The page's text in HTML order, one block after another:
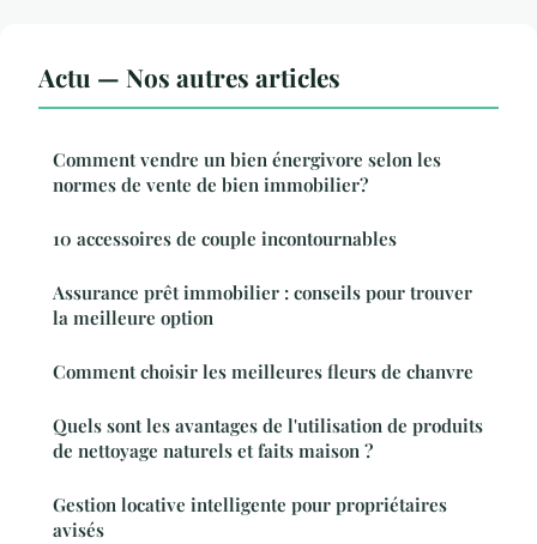
Actu — Nos autres articles
Comment vendre un bien énergivore selon les
normes de vente de bien immobilier?
10 accessoires de couple incontournables
Assurance prêt immobilier : conseils pour trouver
la meilleure option
Comment choisir les meilleures fleurs de chanvre
Quels sont les avantages de l'utilisation de produits
de nettoyage naturels et faits maison ?
Gestion locative intelligente pour propriétaires
avisés